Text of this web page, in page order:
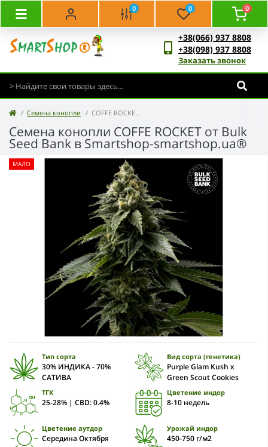
0 0 0
+38(066) 937 8808
+38(098) 937 8808
Заказать звонок
Семена конопли COFFE ROCKET - Bulk Seed Bank
Семена конопли COFFE ROCKET от Bulk
Seed Bank в Smartshop-smartshop.ua®
МАЛО
Тип сорта
30% ИНДИКА - 70%
САТИВА
Вид сорта (генетика)
Purple Glam Kush x
Green Scout Cookies
ТГК
25-28% | CBD: 0.4%
Цветение индор
8-10 недель
Цветение аутдор
Середина Октября
Урожай индор
450-750 г/м2